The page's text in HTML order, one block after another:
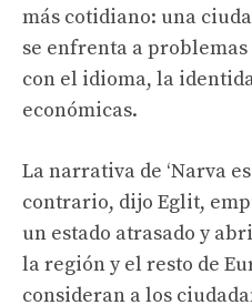
más cotidiano: una
se enfrenta a
con el idioma, la
económicas.
La narrativa de ‘Narva
contrario, dijo Eglit,
un estado atrasado y
la región y el resto de
consideran a los